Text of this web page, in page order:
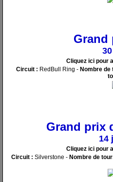
Grand
Cliquez ici pour
Circuit : RedBull Ring - Nombre de
Grand prix
14
Cliquez ici pour
Circuit : Silverstone - Nombre de